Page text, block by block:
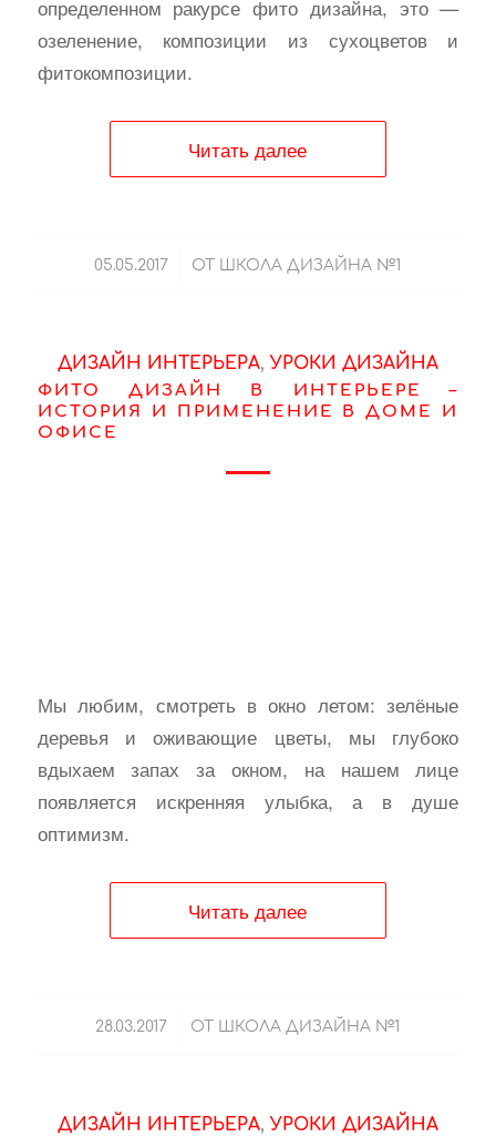
определенном ракурсе фито дизайна, это —
озеленение, композиции из сухоцветов и
фитокомпозиции.
Читать далее
05.05.2017
/ ОТ ШКОЛА ДИЗАЙНА №1
ДИЗАЙН ИНТЕРЬЕРА, УРОКИ ДИЗАЙНА
ФИТО ДИЗАЙН В ИНТЕРЬЕРЕ –
ИСТОРИЯ И ПРИМЕНЕНИЕ В ДОМЕ И
ОФИСЕ
Мы любим, смотреть в окно летом: зелёные
деревья и оживающие цветы, мы глубоко
вдыхаем запах за окном, на нашем лице
появляется искренняя улыбка, а в душе
оптимизм.
Читать далее
28.03.2017
/ ОТ ШКОЛА ДИЗАЙНА №1
ДИЗАЙН ИНТЕРЬЕРА, УРОКИ ДИЗАЙНА